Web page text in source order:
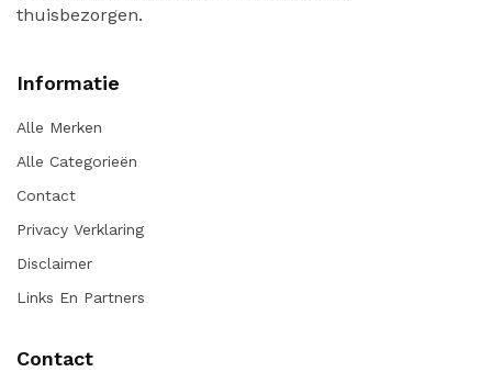
thuisbezorgen.
Informatie
Alle Merken
Alle Categorieën
Contact
Privacy Verklaring
Disclaimer
Links En Partners
Contact